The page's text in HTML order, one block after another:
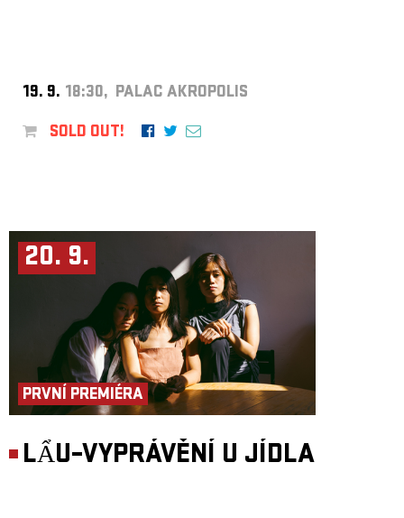
19. 9. 18:30, PALAC AKROPOLIS
SOLD OUT!
20. 9.
PRVNÍ PREMIÉRA
LẨU–VYPRÁVĚNÍ U JÍDLA